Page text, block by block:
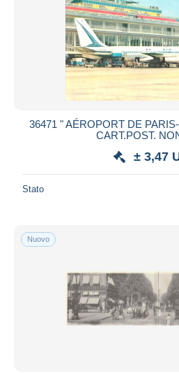
36471 " AÉROPORT DE
CART.POST.
± 3,47
Stato
Nuovo